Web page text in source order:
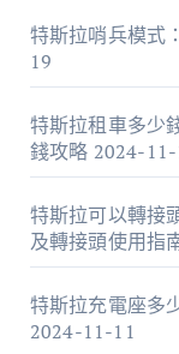
特斯拉哨兵模式
19
特斯拉租車多少
錢攻略 2024-
特斯拉可以轉接
及轉接頭使用指
特斯拉充電座多
2024-11-11